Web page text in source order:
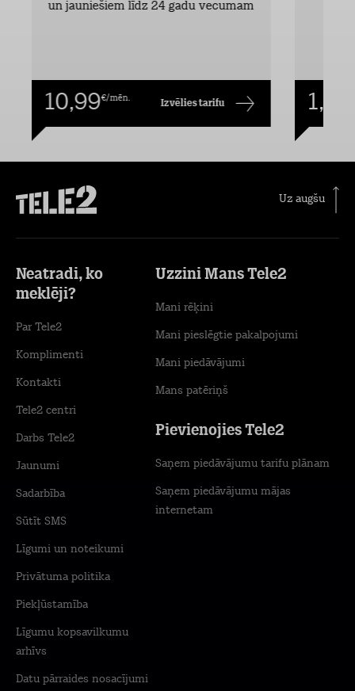
un jauniešiem līdz 24 gadu vecumam
10,99€/mēn. Izvēlies tarifu 1,00
Uz augšu
Neatradi, ko
meklēji?
Par Tele2
Komplimenti
Kontakti
Tele2 centri
Darbs Tele2
Jaunumi
Sadarbība
Sūtīt SMS
Līgumi un noteikumi
Privātuma politika
Piekļūstamība
Līgumu kopsavilkumu
arhīvs
Datu pārraides nosacījumi
Uzzini Mans Tele2
Mani rēķini
Mani pieslēgtie pakalpojumi
Mani piedāvājumi
Mans patēriņš
Pievienojies Tele2
Saņem piedāvājumu tarifu plānam
Saņem piedāvājumu mājas
internetam